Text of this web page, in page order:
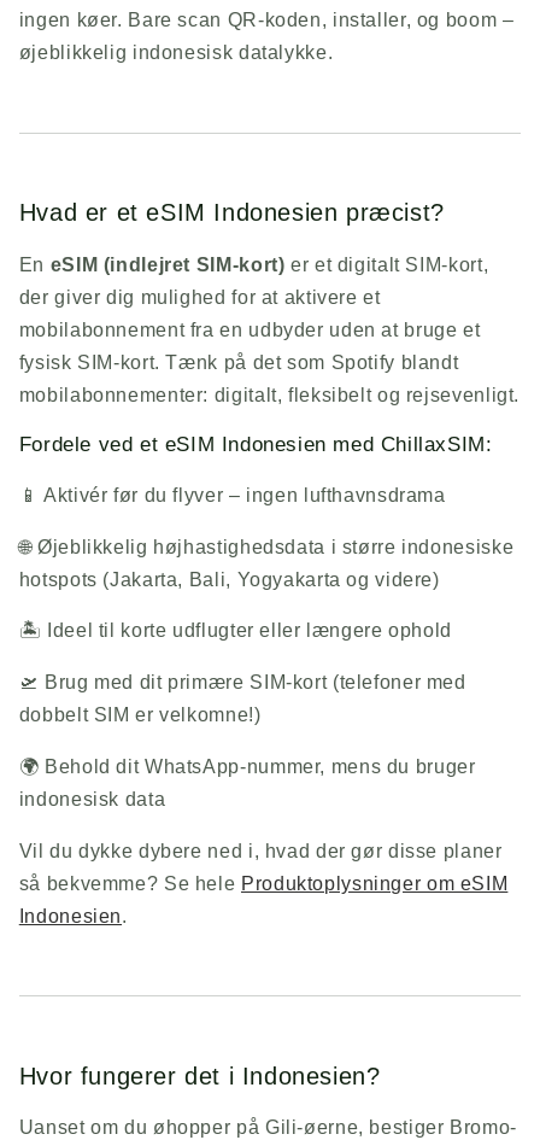
ingen køer. Bare scan QR-koden, installer, og boom –
øjeblikkelig indonesisk datalykke.
Hvad er et eSIM Indonesien præcist?
En eSIM (indlejret SIM-kort) er et digitalt SIM-kort,
der giver dig mulighed for at aktivere et
mobilabonnement fra en udbyder uden at bruge et
fysisk SIM-kort. Tænk på det som Spotify blandt
mobilabonnementer: digitalt, fleksibelt og rejsevenligt.
Fordele ved et eSIM Indonesien med ChillaxSIM:
📱 Aktivér før du flyver – ingen lufthavnsdrama
🌐 Øjeblikkelig højhastighedsdata i større indonesiske
hotspots (Jakarta, Bali, Yogyakarta og videre)
🏝️ Ideel til korte udflugter eller længere ophold
🛫 Brug med dit primære SIM-kort (telefoner med
dobbelt SIM er velkomne!)
🌍 Behold dit WhatsApp-nummer, mens du bruger
indonesisk data
Vil du dykke dybere ned i, hvad der gør disse planer
så bekvemme? Se hele Produktoplysninger om eSIM
Indonesien.
Hvor fungerer det i Indonesien?
Uanset om du øhopper på Gili-øerne, bestiger Bromo-